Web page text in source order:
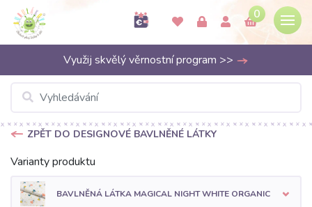
0
Využij skvělý věrnostní program >>
ZPĚT DO DESIGNOVÉ BAVLNĚNÉ LÁTKY
Varianty produktu
BAVLNĚNÁ LÁTKA MAGICAL NIGHT WHITE ORGANIC